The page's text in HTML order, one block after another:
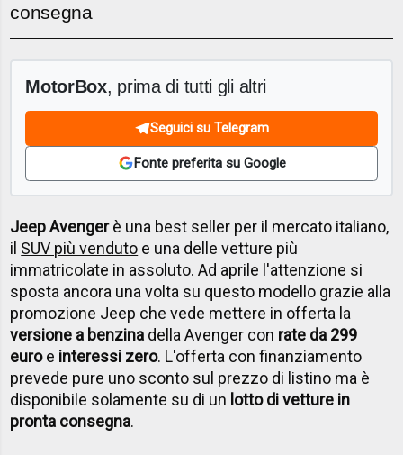
consegna
MotorBox, prima di tutti gli altri
Seguici su Telegram
Fonte preferita su Google
Jeep Avengerè una best seller per il mercato italiano,
il SUV più venduto e una delle vetture più
immatricolate in assoluto. Ad aprile l'attenzione si
sposta ancora una volta su questo modello grazie alla
promozione Jeep che vede mettere in offerta la
versione a benzina della Avenger con rate da 299
euroe interessi zero. L'offerta con finanziamento
prevede pure uno sconto sul prezzo di listino ma è
disponibile solamente su di un lotto di vetture in
pronta consegna.